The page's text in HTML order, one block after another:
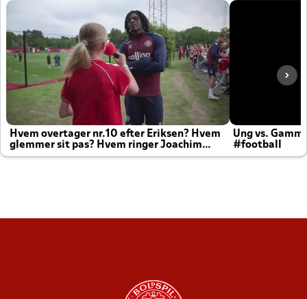
Hvem overtager nr.10 efter Eriksen? Hvem
glemmer sit pas? Hvem ringer Joachim
altid til efter kampe?
Ung vs.
#football